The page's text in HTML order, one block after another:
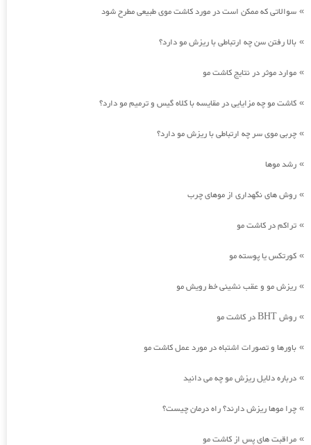
» سوالاتی که ممکن است در مورد کاشت موی طبیعی مطرح شود
» بالا رفتن سن چه ارتباطی با ریزش مو دارد؟
» موارد موثر در نتایج کاشت مو
» کاشت مو چه مزایایی در مقایسه با کلاه گیس و ترمیم مو دارد؟
» چربی موی سر چه ارتباطی با ریزش مو دارد؟
» رشد موها
» روش های نگهداری از موهای چرب
» تراکم در کاشت مو
» کورتکس یا پوسته مو
» ریزش مو و عقب نشینی خط رویش مو
» روش BHT در کاشت مو
» باورها و تصورات اشتباه در مورد عمل کاشت مو
» درباره دلایل ریزش مو چه می دانید
» چرا موها ریزش دارند؟ راه درمان چیست؟
» مراقبت های پس از کاشت مو